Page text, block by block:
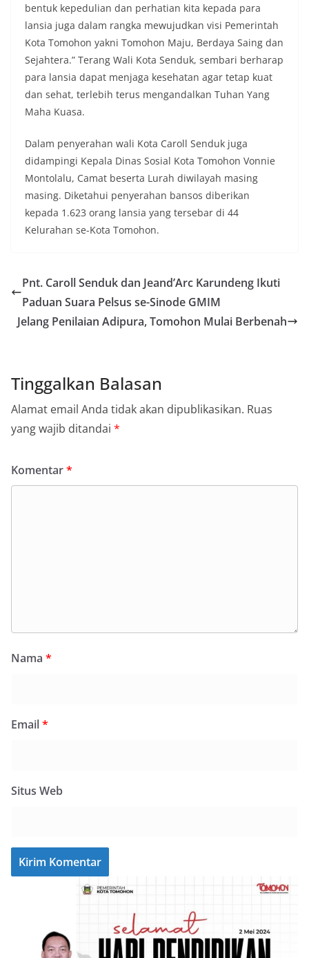
bentuk kepedulian dan perhatian kita kepada para
lansia juga dalam rangka mewujudkan visi Pemerintah
Kota Tomohon yakni Tomohon Maju, Berdaya Saing dan
Sejahtera.” Terang Wali Kota Senduk, sembari berharap
para lansia dapat menjaga kesehatan agar tetap kuat
dan sehat, terlebih terus mengandalkan Tuhan Yang
Maha Kuasa.
Dalam penyerahan wali Kota Caroll Senduk juga
didampingi Kepala Dinas Sosial Kota Tomohon Vonnie
Montolalu, Camat beserta Lurah diwilayah masing
masing. Diketahui penyerahan bansos diberikan
kepada 1.623 orang lansia yang tersebar di 44
Kelurahan se-Kota Tomohon.
Pnt. Caroll Senduk dan Jeand’Arc Karundeng Ikuti
Paduan Suara Pelsus se-Sinode GMIM
Jelang Penilaian Adipura, Tomohon Mulai Berbenah
Tinggalkan Balasan
Alamat email Anda tidak akan dipublikasikan. Ruas
yang wajib ditandai *
Komentar*
Nama *
Email*
Situs Web